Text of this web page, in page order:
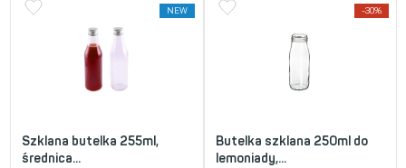
NEW
Szklana butelka 255ml,
średnica...
-30%
Butelka szklana 250ml do
lemoniady,...